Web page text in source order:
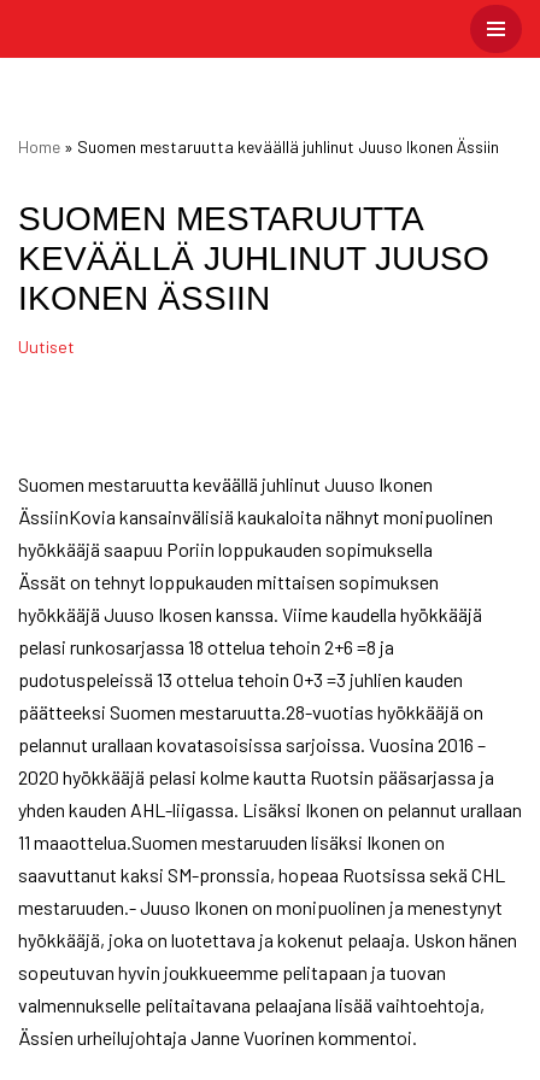
Home » Suomen mestaruutta keväällä juhlinut Juuso Ikonen Ässiin
SUOMEN MESTARUUTTA
KEVÄÄLLÄ JUHLINUT JUUSO
IKONEN ÄSSIIN
Uutiset
Suomen mestaruutta keväällä juhlinut Juuso Ikonen
ÄssiinKovia kansainvälisiä kaukaloita nähnyt monipuolinen
hyökkääjä saapuu Poriin loppukauden sopimuksella
Ässät on tehnyt loppukauden mittaisen sopimuksen
hyökkääjä Juuso Ikosen kanssa. Viime kaudella hyökkääjä
pelasi runkosarjassa 18 ottelua tehoin 2+6 =8 ja
pudotuspeleissä 13 ottelua tehoin 0+3 =3 juhlien kauden
päätteeksi Suomen mestaruutta.28-vuotias hyökkääjä on
pelannut urallaan kovatasoisissa sarjoissa. Vuosina 2016 –
2020 hyökkääjä pelasi kolme kautta Ruotsin pääsarjassa ja
yhden kauden AHL-liigassa. Lisäksi Ikonen on pelannut urallaan
11 maaottelua.Suomen mestaruuden lisäksi Ikonen on
saavuttanut kaksi SM-pronssia, hopeaa Ruotsissa sekä CHL
mestaruuden.- Juuso Ikonen on monipuolinen ja menestynyt
hyökkääjä, joka on luotettava ja kokenut pelaaja. Uskon hänen
sopeutuvan hyvin joukkueemme pelitapaan ja tuovan
valmennukselle pelitaitavana pelaajana lisää vaihtoehtoja,
Ässien urheilujohtaja Janne Vuorinen kommentoi.